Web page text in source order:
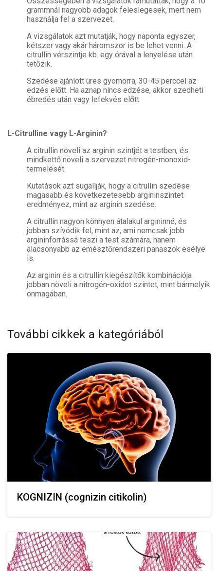
grammnál nagyobb adagok feleslegesek, mert nem
használja fel a szervezet.
A vizsgálatok azt mutatják, hogy naponta egyszer,
kétszer vagy akár háromszor is be lehet venni. A
citrullin vérszintje kb. egy órával a lenyelése után
tetőzik.
Szedése ajánlott üres gyomorra, 30-45 perccel az
edzés előtt. Ha aznap nincs edzése, akkor szedheti
ébredés után vagy lefekvés előtt.
L-Citrulline vagy L-Arginin?
A citrullin növeli az arginin szintjét a testben, és
mindkettő növeli a szervezet nitrogén-monoxid-
termelését.
Kutatások azt sugallják, hogy a citrullin szedése
magasabb és következetesebb argininszintet
eredményez, mint az arginin szedése.
A citrullin nagyon könnyen átalakul argininné, és
jobban szívódik fel, mint az, ami nemcsak jobb
argininforrássá teszi a test számára, hanem
alacsonyabb az emésztőrendszeri panaszok esélye
is.
Az arginin és a citrullin kiegészítők kombinációja
jobban növeli a nitrogén-oxidot szintet, mint bármelyik
önmagában.
További cikkek a kategóriából
KOGNIZIN (cognizin citikolin)